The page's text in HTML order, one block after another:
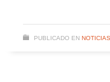
PUBLICADO EN